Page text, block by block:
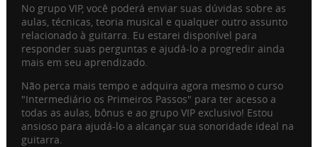
No grupo VIP, você poderá enviar suas dúvidas sobre as
aulas, técnicas, teoria musical e qualquer outro assunto
relacionado à guitarra. Eu estarei disponível para
responder suas perguntas e ajudá-lo a progredir ainda
mais em seu aprendizado.
Não perca mais tempo e adquira agora mesmo o curso
"Intermediário os Primeiros Passos" para ter acesso a
todas as aulas, bônus e ao grupo VIP exclusivo! Estou
ansioso para ajudá-lo a alcançar sua sonoridade ideal na
guitarra.